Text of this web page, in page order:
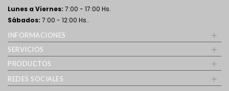
Lunes a Viernes: 7:00 - 17:00 Hs.
Sábados: 7:00 - 12:00 Hs..
INFORMACIONES +
SERVICIOS +
PRODUCTOS +
REDES SOCIALES +